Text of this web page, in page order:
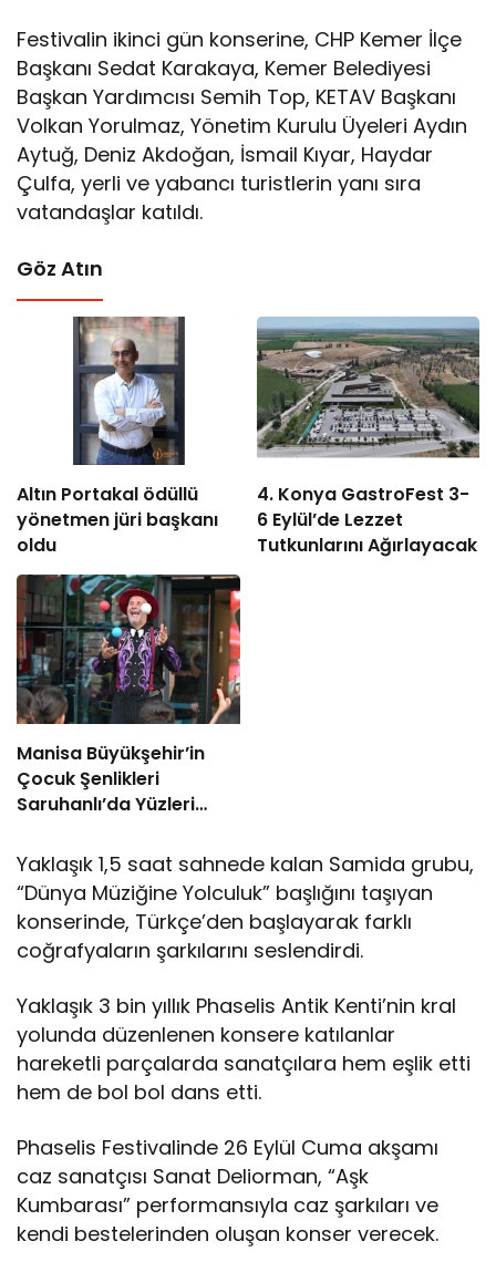
Festivalin ikinci gün konserine, CHP Kemer İlçe
Başkanı Sedat Karakaya, Kemer Belediyesi
Başkan Yardımcısı Semih Top, KETAV Başkanı
Volkan Yorulmaz, Yönetim Kurulu Üyeleri Aydın
Aytuğ, Deniz Akdoğan, İsmail Kıyar, Haydar
Çulfa, yerli ve yabancı turistlerin yanı sıra
vatandaşlar katıldı.
Göz Atın
Altın Portakal ödüllü
yönetmen jüri başkanı
oldu
4. Konya GastroFest 3-
6 Eylül’de Lezzet
Tutkunlarını Ağırlayacak
Manisa Büyükşehir’in
Çocuk Şenlikleri
Saruhanlı’da Yüzleri
Yaklaşık 1,5 saat sahnede kalan Samida grubu,
“Dünya Müziğine Yolculuk” başlığını taşıyan
konserinde, Türkçe’den başlayarak farklı
coğrafyaların şarkılarını seslendirdi.
Yaklaşık 3 bin yıllık Phaselis Antik Kenti’nin kral
yolunda düzenlenen konsere katılanlar
hareketli parçalarda sanatçılara hem eşlik etti
hem de bol bol dans etti.
Phaselis Festivalinde 26 Eylül Cuma akşamı
caz sanatçısı Sanat Deliorman, “Aşk
Kumbarası” performansıyla caz şarkıları ve
kendi bestelerinden oluşan konser verecek.